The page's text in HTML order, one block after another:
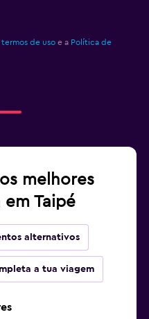
termos de uso e a Política de
melhores
em Taipé
alternativos
a tua viagem